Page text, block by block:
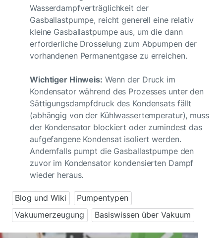
Wasserdampfverträglichkeit der
Gasballastpumpe, reicht generell eine relativ
kleine Gasballastpumpe aus, um die dann
erforderliche Drosselung zum Abpumpen der
vorhandenen Permanentgase zu erreichen.
Wichtiger Hinweis: Wenn der Druck im
Kondensator während des Prozesses unter den
Sättigungsdampfdruck des Kondensats fällt
(abhängig von der Kühlwassertemperatur), muss
der Kondensator blockiert oder zumindest das
aufgefangene Kondensat isoliert werden.
Andernfalls pumpt die Gasballastpumpe den
zuvor im Kondensator kondensierten Dampf
wieder heraus.
Blog und Wiki
Pumpentypen
Vakuumerzeugung
Basiswissen über Vakuum